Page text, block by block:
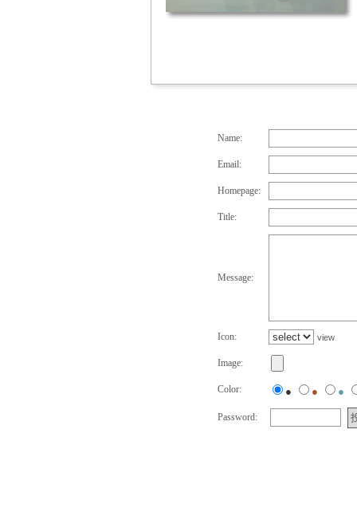
Name:
Email:
Homepage:
Title:
Message:
Icon: view
Image:
Color: ● ● ●
Password: